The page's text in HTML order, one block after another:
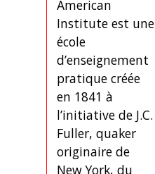
American
Institute est une
école
d’enseignement
pratique créée
en 1841 à
l’initiative de J.C.
Fuller, quaker
originaire de
New York, du